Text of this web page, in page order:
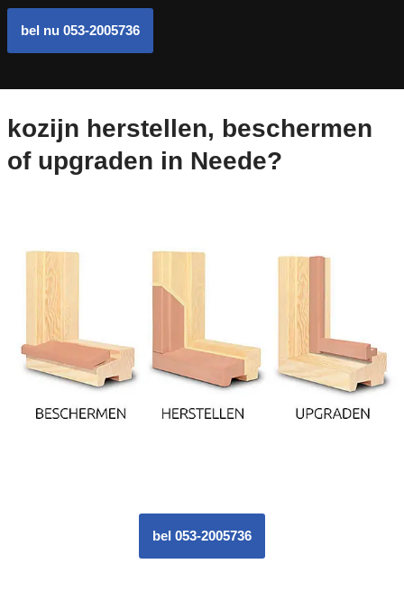
bel nu 053-2005736
kozijn herstellen, beschermen
of upgraden in Neede?
bel 053-2005736